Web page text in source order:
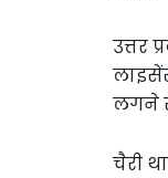
उत्तर
लगने
चैरी